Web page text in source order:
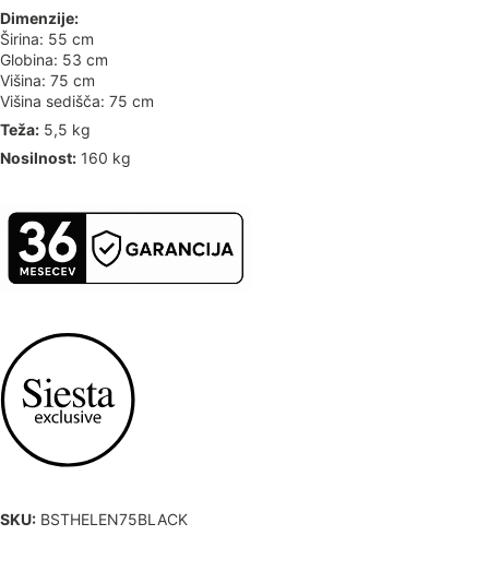
Dimenzije:
Širina: 55 cm
Globina: 53 cm
Višina: 75 cm
Višina sedišča: 75 cm
Teža: 5,5 kg
Nosilnost: 160 kg
SKU: BSTHELEN75BLACK